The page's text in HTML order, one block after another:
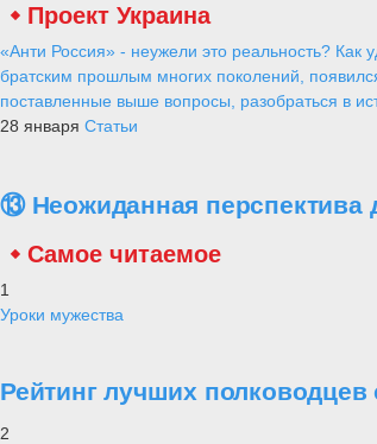
Проект Украина
«Анти Россия» - неужели это реальность? Как
братским прошлым многих поколений,
поставленные выше вопросы, разобраться в
28 января Статьи
⑬ Неожиданная перспектива
Самое читаемое
1
Уроки мужества
Рейтинг лучших полководцев
2